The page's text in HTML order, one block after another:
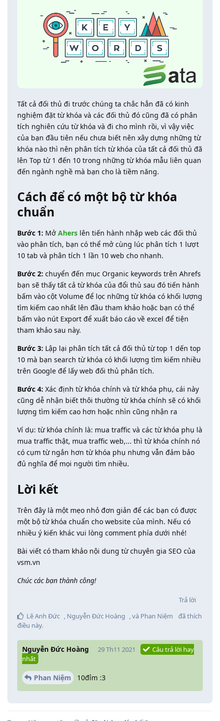
Tất cả đối thủ đi trước chúng ta chắc hẳn đã có kinh
nghiệm đặt từ khóa và các đối thủ đó cũng đã có phân
tích nghiên cứu từ khóa và đi cho mình rồi, vì vậy việc
của bạn đầu tiên nếu chưa biết nên xây dựng những từ
khóa nào thì nên phân tích từ khóa của tất cả đối thủ đã
lên Top từ 1 đến 10 trong những từ khóa mẫu liên quan
đến ngành nghề mà bạn cho là tiềm năng.
Cách để có một bộ từ khóa
chuẩn
Bước 1: Mở Ahers lên tiến hành nhập web các đối thủ
vào phân tích, bạn có thể mở cùng lúc phân tích 1 lượt
10 tab và phân tích 1 lần 10 web cho nhanh.
Bước 2: chuyển đến mục Organic keywords trên Ahrefs
bạn sẽ thấy tất cả từ khóa của đổi thủ sau đó tiến hành
bấm vào cột Volume để lọc những từ khóa có khối lượng
tìm kiếm cao nhất lên đầu tham khảo hoặc bạn có thể
bấm vào nút Export để xuất báo cáo về excel để tiện
tham khảo sau này.
Bước 3: Lập lại phân tích tất cả đối thủ từ top 1 dến top
10 mà bạn search từ khóa có khối lượng tìm kiếm nhiều
trên Google để lấy web đối thủ phân tích.
Bước 4: Xác định từ khóa chính và từ khóa phụ, cái này
cũng dễ nhận biết thôi thường từ khóa chính sẽ có khối
lượng tìm kiếm cao hơn hoặc nhìn cũng nhận ra
Ví dụ: từ khóa chính là: mua traffic và các từ khóa phụ là
mua traffic thật, mua traffic web,... thì từ khóa chính nó
có cụm từ ngắn hơn từ khóa phụ nhưng vẫn đảm bảo
đủ nghĩa để mọi người tìm nhiều.
Lời kết
Trên đây là một mẹo nhỏ đơn giản để các bạn có được
một bộ từ khóa chuẩn cho website của mình. Nếu có
nhiều ý kiến khác vui lòng comment phía dưới nhé!
Bài viết có tham khảo nội dung từ chuyên gia SEO của
vsm.vn
Chúc các bạn thành công!
Trả lời
Lê Anh Đức , Nguyễn Đức Hoàng , và Phan Niệm
đã thích
điều này.
Nguyễn Đức Hoàng 29 Th11 2021
Câu trả lời hay
nhất
Phan Niệm 10đỉm :3